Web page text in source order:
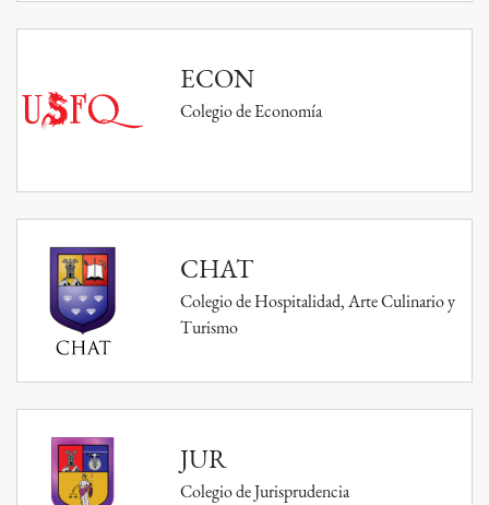
ECON
Colegio de Economía
CHAT
Colegio de Hospitalidad, Arte Culinario y
Turismo
JUR
Colegio de Jurisprudencia